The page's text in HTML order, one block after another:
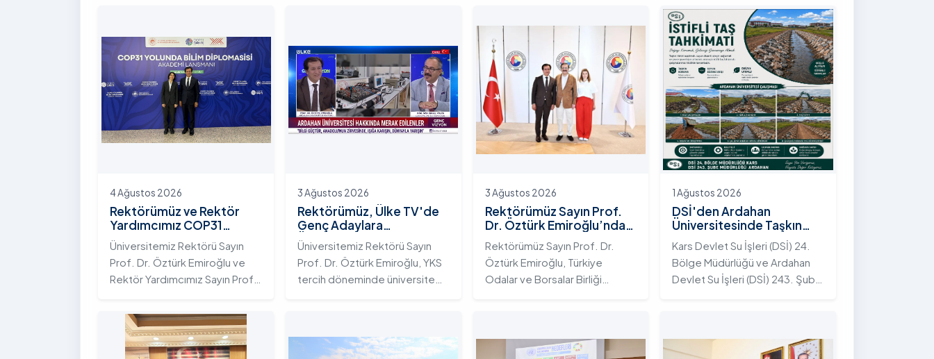
4 Ağustos 2026
Rektörümüz ve Rektör
Yardımcımız COP31
Yolunda Bilim Diplomasisi
Akademi Lansmanı
Toplantısına Katıldı
Üniversitemiz Rektörü Sayın
Prof. Dr. Öztürk Emiroğlu ve
Rektör Yardımcımız Sayın Prof.
Kurulu (YÖK) ev sahipliğinde 4
Ağustos 2026 tarihinde
Ankara’da düzenlenen “COP31
3 Ağustos 2026
Rektörümüz, Ülke TV'de
Genç Adaylara
Üniversitemizin Eğitim
Ekosistemini ve Sunduğu
Nitelikli İmkânları Anlattı
Üniversitemiz Rektörü Sayın
Prof. Dr. Öztürk Emiroğlu, YKS
tercih döneminde üniversite
kurumsal yetkinliğini, akademik
3 Ağustos 2026
Rektörümüz Sayın Prof.
Dr. Öztürk Emiroğlu’ndan
TOBB Başkanı Sayın M.
Rifat Hisarcıklıoğlu’na
Ziyaret
Rektörümüz Sayın Prof. Dr.
Öztürk Emiroğlu, Türkiye
Odalar ve Borsalar Birliği
Rektörümüze, eşi Sayın Dr.
1 Ağustos 2026
DSİ'den Ardahan
Üniversitesinde Taşkın
Koruma Projesi: İstifli Taş
Tahkimatı Çalışmaları
Tamamlandı
Kars Devlet Su İşleri (DSİ) 24.
Bölge Müdürlüğü ve Ardahan
Devlet Su İşleri (DSİ) 243. Şube
Üniversitesi yerleşkesinde